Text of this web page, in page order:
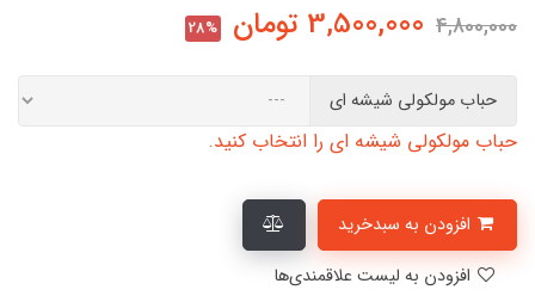
4,800,000
3,500,000 تومان 28%
حباب مولکولی شیشه ای
حباب مولکولی شیشه ای را انتخاب کنید.